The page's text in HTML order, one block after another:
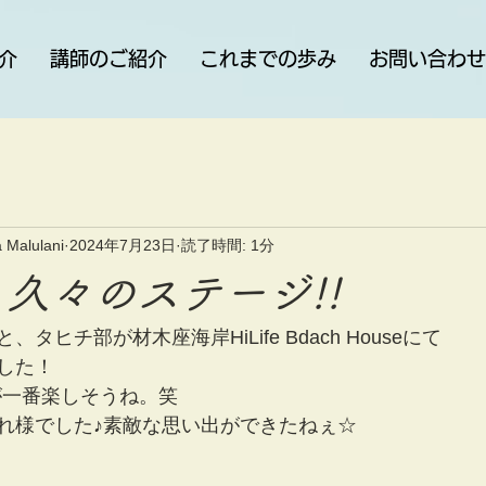
講師のご紹介 これまでの歩み お問い合わせ
々のステージ!!
Malulani 2024年7月23日 読了時間: 1分
、タヒチ部が材木座海岸HiLife Bdach Houseにて
た！
番楽しそうね。笑
様でした♪素敵な思い出ができたねぇ☆